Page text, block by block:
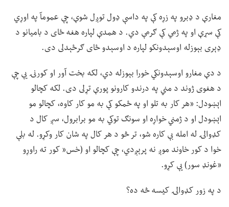
مغارې د ډبرو په زړه کې په داسې ډول توږل شوې، چې عمومآ په اوړي
کې سړې او په ژمي کې ګرمې دي. د همدې لپاره هغه ځای د بامیانو د
ډېری بېوزله اوسېدونکو لپاره د اوسېدو ځای ګرځېدلی دی.
د دې مغارو اوسېدونکي خورا بېوزله دي، لکه بخت آور او کورنۍ یې چې
د هغوی ژوند د مني په درندو کارونو پورې تړلی دی. لکه کچالو
اېښودل: «هر کار به تلو او په ځمکو کې به مو کار کاوه، کچالو مو
اېښودل او د ژمني خواړه او سونګ توکي به مو برابرول، سږ کال د
کډوالۍ له امله بې کاره شو، تر څو د هر کال په شان کار وکړو. له بلې
خوا د کور خاوند موږ نه پرېږدي، چې کچالو او (خس« کور ته راوړو
«غونډ سور) یې کړو.
د په زور کډوالۍ کیسه څه ده؟